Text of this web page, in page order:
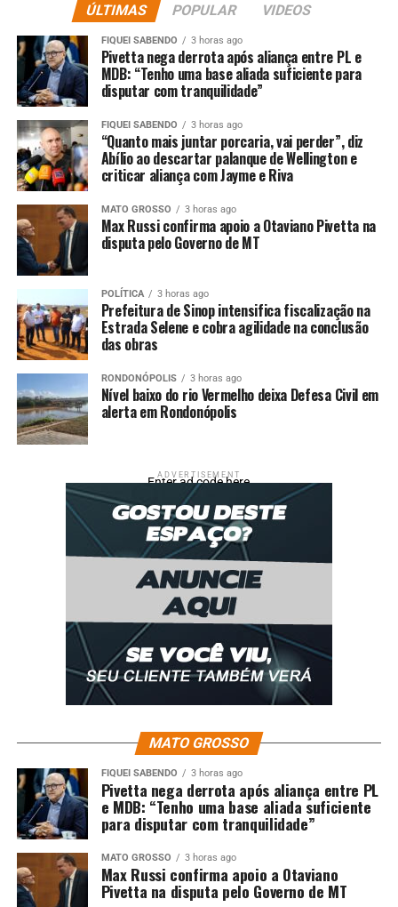
RELATED TOPICS: APÓS
ELOGIOS
ENTRETENIMENTO FICAR
PERDER
RECEBE THAIS VAI WEB
UP NEXT
Casa dos artistas recebe visita de Sylvia Massari no
Retiro dos Artistas: ‘Carinho’
DON'T MISS
Bella Longuinho mostra resultado de procedimento
estético nos glúteos
ÚLTIMAS POPULAR VIDEOS
FIQUEI SABENDO 3 horas ago
Pivetta nega derrota após aliança entre PL e
MDB: “Tenho uma base aliada suficiente para
disputar com tranquilidade”
FIQUEI SABENDO 3 horas ago
“Quanto mais juntar porcaria, vai perder”, diz
Abílio ao descartar palanque de Wellington e
criticar aliança com Jayme e Riva
MATO GROSSO 3 horas ago
Max Russi confirma apoio a Otaviano Pivetta na
disputa pelo Governo de MT
POLÍTICA 3 horas ago
Prefeitura de Sinop intensifica fiscalização na
Estrada Selene e cobra agilidade na conclusão
das obras
RONDONÓPOLIS 3 horas ago
Nível baixo do rio Vermelho deixa Defesa Civil em
alerta em Rondonópolis
ADVERTISEMENT
Enter ad code here
MATO GROSSO
FIQUEI SABENDO 3 horas ago
Pivetta nega derrota após aliança entre PL
e MDB: “Tenho uma base aliada suficiente
para disputar com tranquilidade”
MATO GROSSO 3 horas ago
Max Russi confirma apoio a Otaviano
Pivetta na disputa pelo Governo de MT